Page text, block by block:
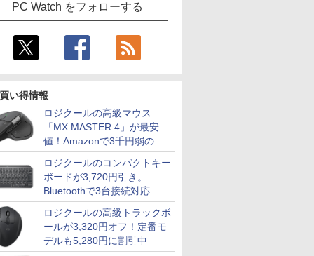
PC Watch をフォローする
い得情報
ロジクールの高級マウス
「MX MASTER 4」が最安
値！Amazonで3千円弱の割
引
ロジクールのコンパクトキー
ボードが3,720円引き。
Bluetoothで3台接続対応
ロジクールの高級トラックボ
ールが3,320円オフ！定番モ
デルも5,280円に割引中